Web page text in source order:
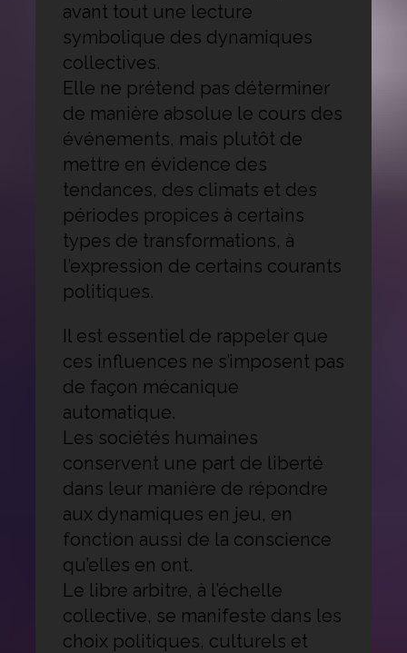
avant tout une lecture
symbolique des dynamiques
collectives.
Elle ne prétend pas déterminer
de manière absolue le cours des
événements, mais plutôt de
mettre en évidence des
tendances, des climats et des
périodes propices à certains
types de transformations, à
l’expression de certains courants
politiques.
Il est essentiel de rappeler que
ces influences ne s’imposent pas
de façon mécanique
automatique.
Les sociétés humaines
conservent une part de liberté
dans leur manière de répondre
aux dynamiques en jeu, en
fonction aussi de la conscience
qu’elles en ont.
Le libre arbitre, à l’échelle
collective, se manifeste dans les
choix politiques, culturels et